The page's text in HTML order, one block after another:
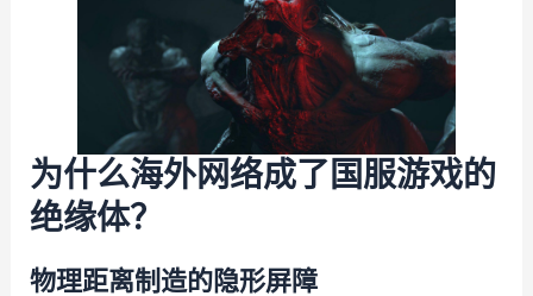
为什么海外网络成了国服游戏的
绝缘体？
物理距离制造的隐形屏障